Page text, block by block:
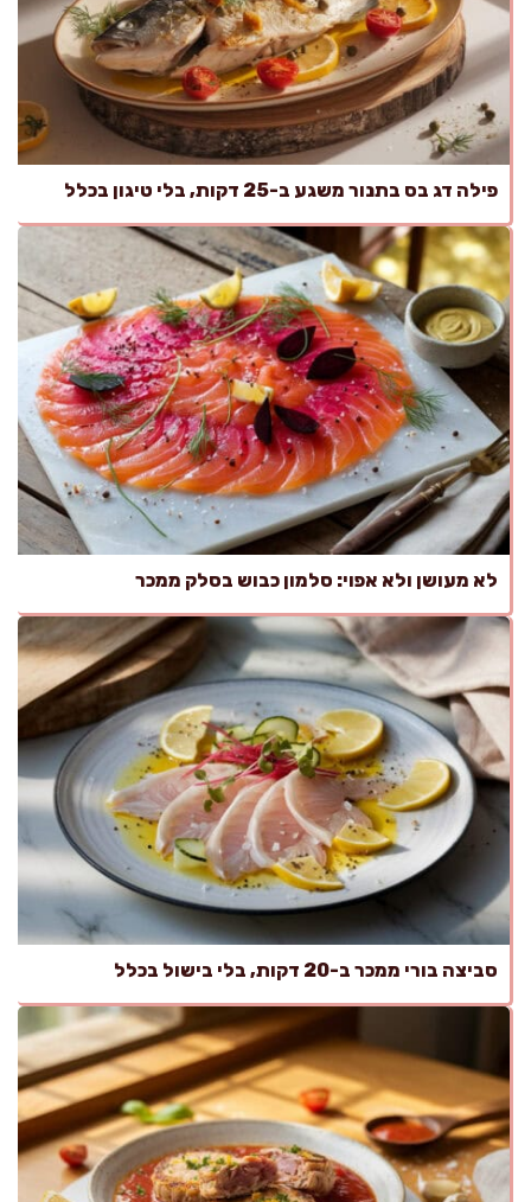
פילה דג בס בתנור משגע ב-25 דקות, בלי טיגון בכלל
לא מעושן ולא אפוי: סלמון כבוש בסלק ממכר
סביצה בורי ממכר ב-20 דקות, בלי בישול בכלל